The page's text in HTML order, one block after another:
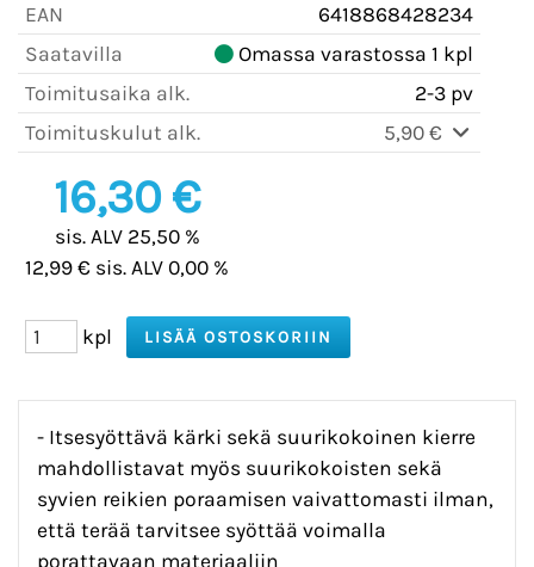
EAN
6418868428234
Saatavilla
Omassa varastossa 1 kpl
Toimitusaika alk.
2-3 pv
Toimituskulut alk.
5,90 €
16,30 €
sis. ALV 25,50 %
12,99 € sis. ALV 0,00 %
kpl
- Itsesyöttävä kärki sekä suurikokoinen kierre
mahdollistavat myös suurikokoisten sekä
syvien reikien poraamisen vaivattomasti ilman,
että terää tarvitsee syöttää voimalla
porattavaan materiaaliin